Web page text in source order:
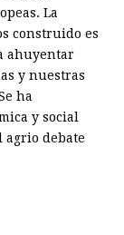
La
construido es
ahuyentar
y nuestras
ha
y social
agrio debate